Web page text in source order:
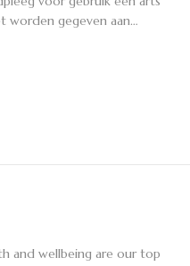
worden gegeven aan…
and wellbeing are our top